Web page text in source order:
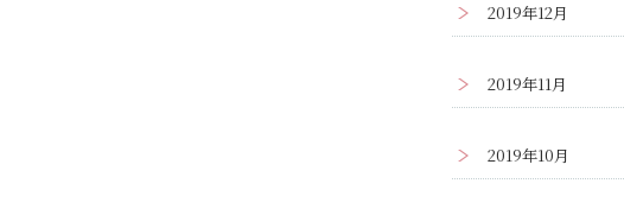
2019年12月
2019年11月
2019年10月